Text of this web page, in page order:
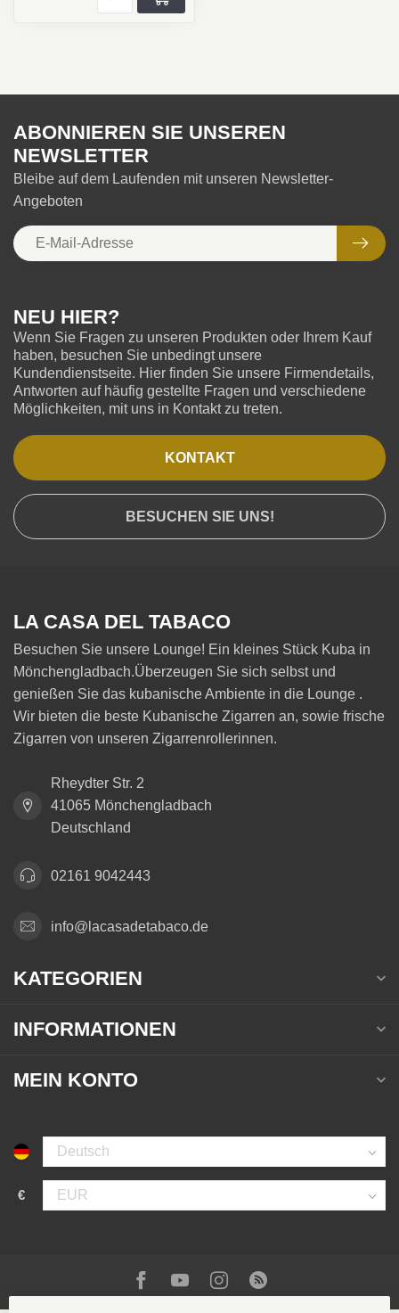
NEU HIER?
Wenn Sie Fragen zu unseren Produkten oder Ihrem Kauf
haben, besuchen Sie unbedingt unsere
Kundendienstseite. Hier finden Sie unsere Firmendetails,
Antworten auf häufig gestellte Fragen und verschiedene
Möglichkeiten, mit uns in Kontakt zu treten.
KONTAKT
BESUCHEN SIE UNS!
ABONNIEREN SIE UNSEREN
NEWSLETTER
Bleibe auf dem Laufenden mit unseren Newsletter-
Angeboten
LA CASA DEL TABACO
Besuchen Sie unsere Lounge! Ein kleines Stück Kuba in
Mönchengladbach.Überzeugen Sie sich selbst und
genießen Sie das kubanische Ambiente in die Lounge .
Wir bieten die beste Kubanische Zigarren an, sowie frische
Zigarren von unseren Zigarrenrollerinnen.
Rheydter Str. 2
41065 Mönchengladbach
Deutschland
02161 9042443
info@lacasadetabaco.de
KATEGORIEN
INFORMATIONEN
MEIN KONTO
€